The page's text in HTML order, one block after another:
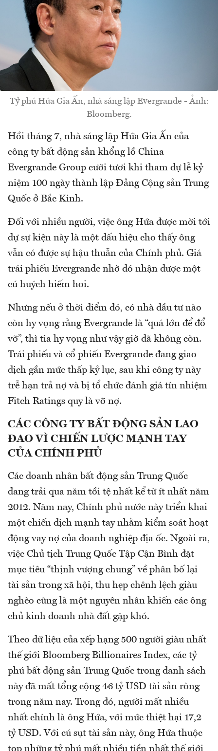
Tỷ phú Hứa Gia Ấn, nhà sáng lập Evergrande - Ảnh:
Bloomberg.
Hồi tháng 7, nhà sáng lập Hứa Gia Ấn của
công ty bất động sản khổng lồ China
Evergrande Group cười tươi khi tham dự lễ kỷ
niệm 100 ngày thành lập Đảng Cộng sản Trung
Quốc ở Bắc Kinh.
Đối với nhiều người, việc ông Hứa được mời tới
dự sự kiện này là một dấu hiệu cho thấy ông
vẫn có được sự hậu thuẫn của Chính phủ. Giá
trái phiếu Evergrande nhờ đó nhận được một
cú huých hiếm hoi.
Nhưng nếu ở thời điểm đó, có nhà đầu tư nào
còn hy vọng rằng Evergrande là “quá lớn để đổ
vỡ”, thì tia hy vọng như vậy giờ đã không còn.
Trái phiếu và cổ phiếu Evergrande đang giao
dịch gần mức thấp kỷ lục, sau khi công ty này
trễ hạn trả nợ và bị tổ chức đánh giá tín nhiệm
Fitch Ratings quy là vỡ nợ.
CÁC CÔNG TY BẤT ĐỘNG SẢN LAO
ĐAO VÌ CHIẾN LƯỢC MẠNH TAY
CỦA CHÍNH PHỦ
Các doanh nhân bất động sản Trung Quốc
đang trải qua năm tồi tệ nhất kể từ ít nhất năm
2012. Năm nay, Chính phủ nước này triển khai
một chiến dịch mạnh tay nhằm kiểm soát hoạt
động vay nợ của doanh nghiệp địa ốc. Ngoài ra,
việc Chủ tịch Trung Quốc Tập Cận Bình đặt
mục tiêu “thịnh vượng chung” về phân bố lại
tài sản trong xã hội, thu hẹp chênh lệch giàu
nghèo cũng là một nguyên nhân khiến các ông
chủ kinh doanh nhà đất gặp khó.
Theo dữ liệu của xếp hạng 500 người giàu nhất
thế giới Bloomberg Billionaires Index, các tỷ
phú bất động sản Trung Quốc trong danh sách
này đã mất tổng cộng 46 tỷ USD tài sản ròng
trong năm nay. Trong đó, người mất nhiều
nhất chính là ông Hứa, với mức thiệt hại 17,2
tỷ USD. Với cú sụt tài sản này, ông Hứa thuộc